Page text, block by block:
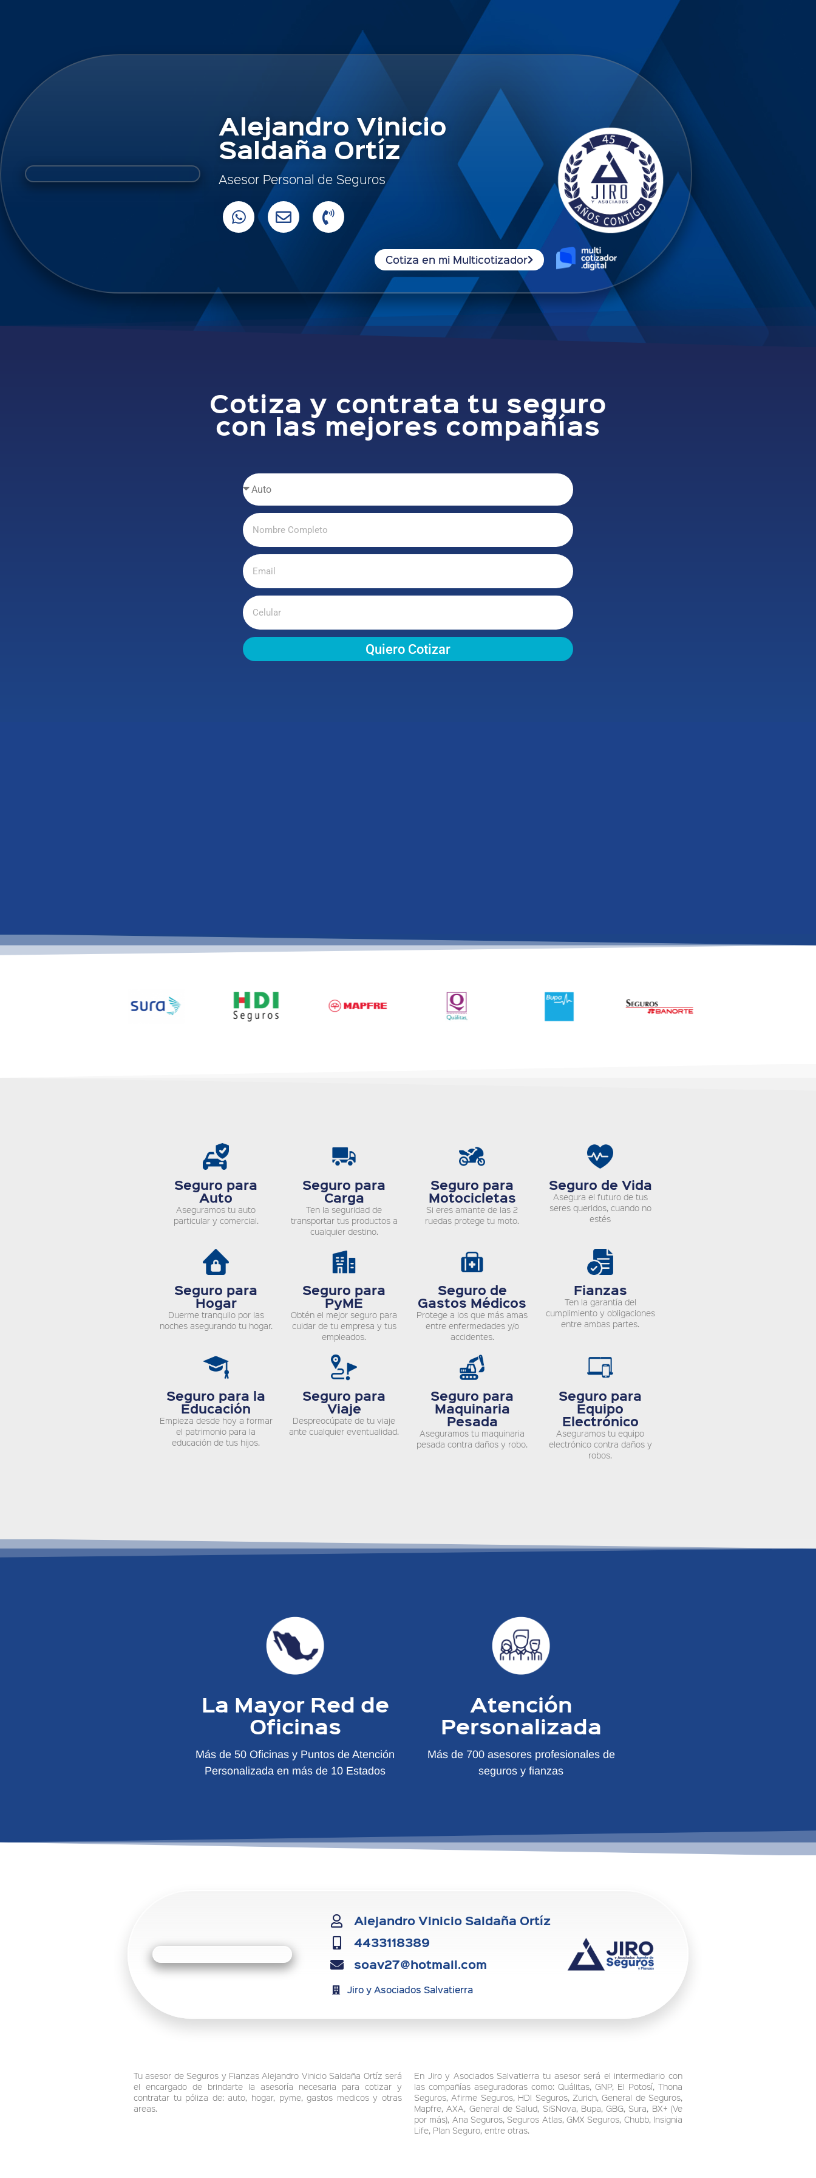
Alejandro Vinicio
Saldaña Ortíz
Asesor Personal de Seguros
Cotiza en mi Multicotizador
Cotiza y contrata tu seguro
con las mejores compañías
Quiero Cotizar
Seguro para
Auto
Aseguramos tu auto
particular y comercial.
Seguro para
Carga
Ten la seguridad de
transportar tus productos a
cualquier destino.
Seguro para
Motocicletas
Si eres amante de las 2
ruedas protege tu moto.
Seguro de Vida
Asegura el futuro de tus
seres queridos, cuando no
estés
Seguro para
Hogar
Duerme tranquilo por las
noches asegurando tu hogar.
Seguro para
PyME
Obtén el mejor seguro para
cuidar de tu empresa y tus
empleados.
Seguro de
Gastos Médicos
Protege a los que más amas
entre enfermedades y/o
accidentes.
Fianzas
Ten la garantía del
cumplimiento y obligaciones
entre ambas partes.
Seguro para la
Educación
Empieza desde hoy a formar
el patrimonio para la
educación de tus hijos.
Seguro para
Viaje
Despreocúpate de tu viaje
ante cualquier eventualidad.
Seguro para
Maquinaria
Pesada
Aseguramos tu maquinaria
pesada contra daños y robo.
Seguro para
Equipo
Electrónico
Aseguramos tu equipo
electrónico contra daños y
robos.
La Mayor Red de
Oficinas
Más de 50 Oficinas y Puntos de Atención
Personalizada en más de 10 Estados
Atención
Personalizada
Más de 700 asesores profesionales de
seguros y fianzas
Alejandro Vinicio Saldaña Ortíz
4433118389
soav27@hotmail.com
Jiro y Asociados Salvatierra
Tu asesor de Seguros y Fianzas Alejandro Vinicio Saldaña Ortíz será
el encargado de brindarte la asesoría necesaria para cotizar y
contratar tu póliza de: auto, hogar, pyme, gastos medicos y otras
areas.
En Jiro y Asociados Salvatierra tu asesor será el intermediario con
las compañías aseguradoras como: Quálitas, GNP, El Potosí, Thona
Seguros, Afirme Seguros, HDI Seguros, Zurich, General de Seguros,
Mapfre, AXA, General de Salud, SiSNova, Bupa, GBG, Sura, BX+ (Ve
por más), Ana Seguros, Seguros Atlas, GMX Seguros, Chubb, Insignia
Life, Plan Seguro, entre otras.